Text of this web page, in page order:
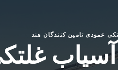
عمودی تامین کنندگان هند